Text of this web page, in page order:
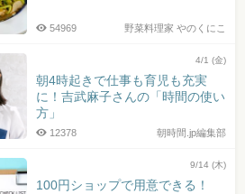
野菜料理家 やのくにこ
54969
4/1 (金)
朝4時起きで仕事も育児も充実
に！吉武麻子さんの「時間の使い
方」
朝時間.jp編集部
12378
9/14 (木)
100円ショップで用意できる！